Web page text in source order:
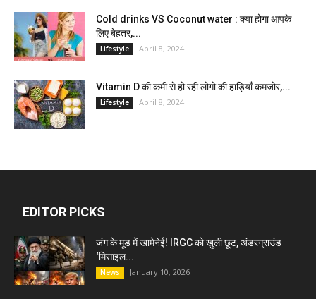
Cold drinks VS Coconut water : क्या होगा आपके
लिए बेहतर,...
Lifestyle April 8, 2024
Vitamin D की कमी से हो रही लोगो की हाड़ियाँ कमजोर,...
Lifestyle April 8, 2024
EDITOR PICKS
जंग के मूड में खामेनेई! IRGC को खुली छूट, अंडरग्राउंड
‘मिसाइल...
News January 10, 2026